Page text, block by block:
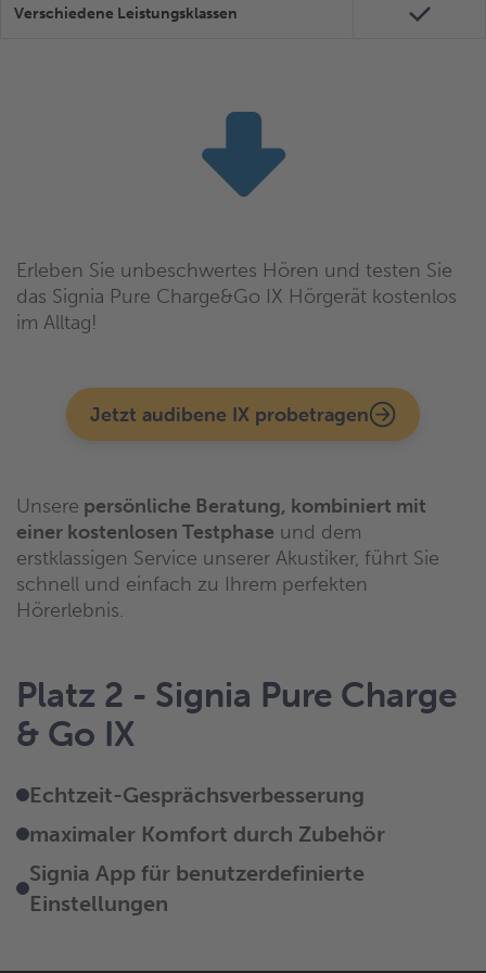
Verschiedene Leistungsklassen
Erleben Sie unbeschwertes Hören und testen Sie
das Signia Pure Charge&Go IX Hörgerät kostenlos
im Alltag!
Jetzt audibene IX probetragen
Unsere persönliche Beratung, kombiniert mit
einer kostenlosen Testphase und dem
erstklassigen Service unserer Akustiker, führt Sie
schnell und einfach zu Ihrem perfekten
Hörerlebnis.
Platz 2 - Signia Pure Charge
& Go IX
Echtzeit-Gesprächsverbesserung
maximaler Komfort durch Zubehör
Signia App für benutzerdefinierte
Einstellungen